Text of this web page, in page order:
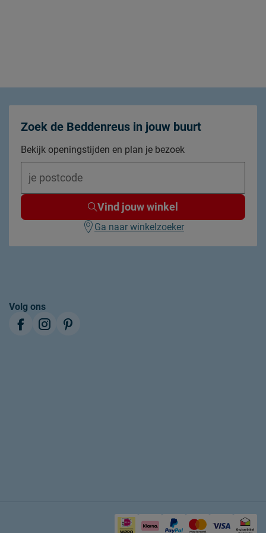
Zoek de Beddenreus in jouw buurt
Bekijk openingstijden en plan je bezoek
Vind jouw winkel
Ga naar winkelzoeker
Volg ons